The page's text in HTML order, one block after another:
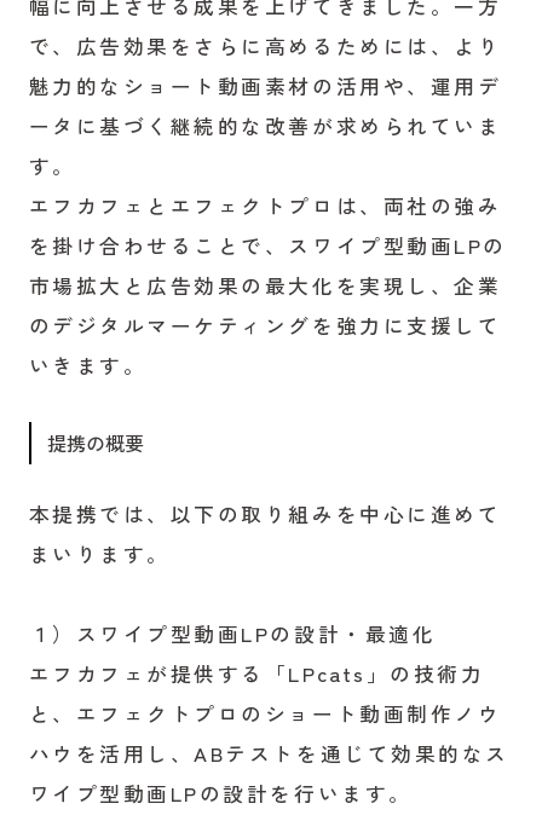
幅に向上させる成果を上げてきました。一方
で、広告効果をさらに高めるためには、より
魅力的なショート動画素材の活用や、運用デ
ータに基づく継続的な改善が求められていま
す。
エフカフェとエフェクトプロは、両社の強み
を掛け合わせることで、スワイプ型動画LPの
市場拡大と広告効果の最大化を実現し、企業
のデジタルマーケティングを強力に支援して
いきます。
提携の概要
本提携では、以下の取り組みを中心に進めて
まいります。
１）スワイプ型動画LPの設計・最適化
エフカフェが提供する「LPcats」の技術力
と、エフェクトプロのショート動画制作ノウ
ハウを活用し、ABテストを通じて効果的なス
ワイプ型動画LPの設計を行います。